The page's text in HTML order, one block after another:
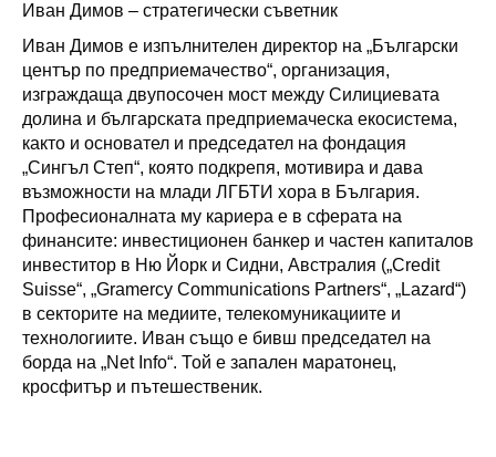
Иван Димов – стратегически съветник
Иван Димов е изпълнителен директор на „Български
център по предприемачество“, организация,
изграждаща двупосочен мост между Силициевата
долина и българската предприемаческа екосистема,
както и основател и председател на фондация
„Сингъл Степ“, която подкрепя, мотивира и дава
възможности на млади ЛГБТИ хора в България.
Професионалната му кариера е в сферата на
финансите: инвестиционен банкер и частен капиталов
инвеститор в Ню Йорк и Сидни, Австралия („Credit
Suisse“, „Gramercy Communications Partners“, „Lazard“)
в секторите на медиите, телекомуникациите и
технологиите. Иван също е бивш председател на
борда на „Net Info“. Той е запален маратонец,
кросфитър и пътешественик.